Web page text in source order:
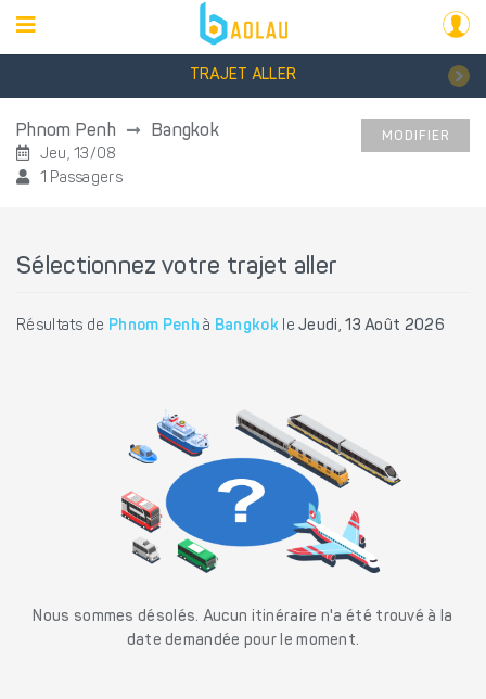
TRAJET ALLER
Phnom Penh Bangkok
Jeu, 13/08
1 Passagers
MODIFIER
Sélectionnez votre trajet aller
Résultats de Phnom Penh à Bangkok leJeudi, 13 Août 2026
Nous sommes désolés. Aucun itinéraire n'a été trouvé à la
date demandée pour le moment.